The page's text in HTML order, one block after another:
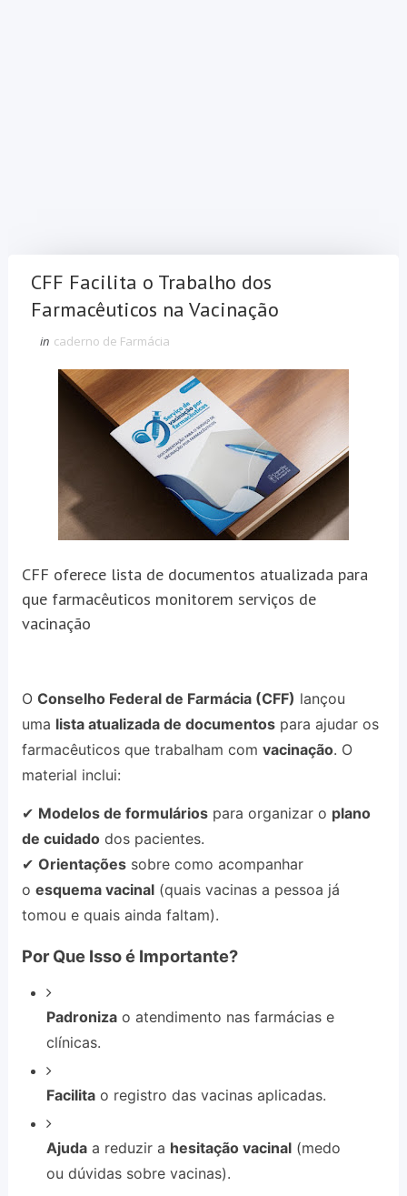
CFF Facilita o Trabalho dos
Farmacêuticos na Vacinação
in caderno de Farmácia
CFF oferece lista de documentos atualizada para
que farmacêuticos monitorem serviços de
vacinação
O Conselho Federal de Farmácia (CFF) lançou
uma lista atualizada de documentospara ajudar os
farmacêuticos que trabalham com vacinação. O
material inclui:
✔ Modelos de formuláriospara organizar o plano
de cuidadodos pacientes.
✔ Orientaçõessobre como acompanhar
o esquema vacinal(quais vacinas a pessoa já
tomou e quais ainda faltam).
Por Que Isso é Importante?
Padroniza o atendimento nas farmácias e
clínicas.
Facilita o registro das vacinas aplicadas.
Ajuda a reduzir a hesitação vacinal (medo
ou dúvidas sobre vacinas).